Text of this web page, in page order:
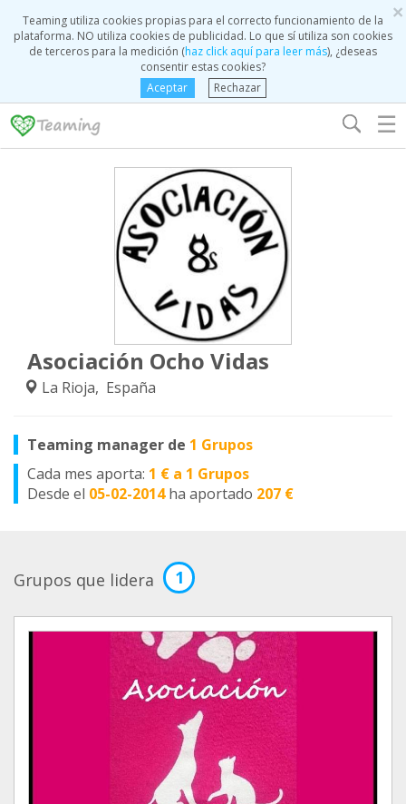
×
Teaming utiliza cookies propias para el correcto funcionamiento de la
plataforma. NO utiliza cookies de publicidad. Lo que sí utiliza son cookies
de terceros para la medición (haz click aquí para leer más), ¿deseas
consentir estas cookies?
Aceptar
Rechazar
☰
Asociación Ocho Vidas
La Rioja, España
Teaming manager de 1 Grupos
Cada mes aporta: 1 € a 1 Grupos
Desde el 05-02-2014 ha aportado 207 €
Grupos que lidera 1